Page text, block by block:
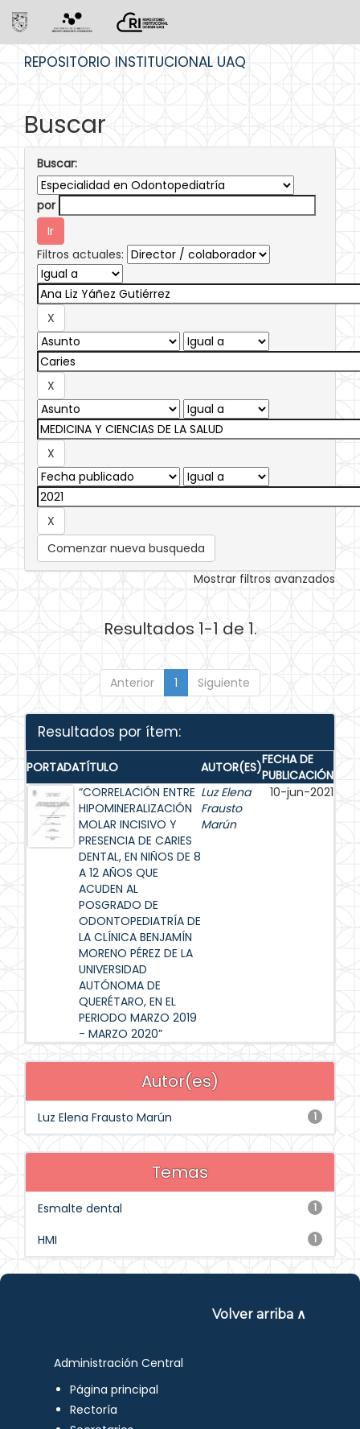
REPOSITORIO INSTITUCIONAL UAQ
Buscar
Buscar:
por
Filtros actuales:
Comenzar nueva busqueda
Mostrar filtros avanzados
Resultados 1-1 de 1.
Anterior 1 Siguiente
Resultados por ítem:
PORTADATÍTULO AUTOR(ES)FECHA DE
PUBLICACIÓN
“CORRELACIÓN ENTRE
HIPOMINERALIZACIÓN
MOLAR INCISIVO Y
PRESENCIA DE CARIES
DENTAL, EN NIÑOS DE 8
A 12 AÑOS QUE
ACUDEN AL
POSGRADO DE
ODONTOPEDIATRÍA DE
LA CLÍNICA BENJAMÍN
MORENO PÉREZ DE LA
UNIVERSIDAD
AUTÓNOMA DE
QUERÉTARO, EN EL
PERIODO MARZO 2019
- MARZO 2020”
Luz Elena
Frausto
Marún
10-jun-2021
Autor(es)
1
Luz Elena Frausto Marún
Temas
1
Esmalte dental
1
HMI
Volver arriba ∧
Administración Central
Página principal
Rectoría